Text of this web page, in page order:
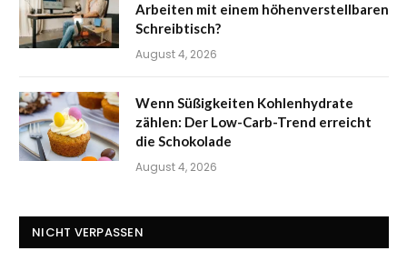
Arbeiten mit einem höhenverstellbaren
Schreibtisch?
August 4, 2026
Wenn Süßigkeiten Kohlenhydrate
zählen: Der Low-Carb-Trend erreicht
die Schokolade
August 4, 2026
NICHT VERPASSEN